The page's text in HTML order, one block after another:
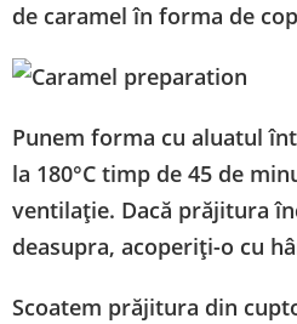
de caramel în forma de
Punem forma cu aluatul
la 180°C timp de 45 de
ventilație. Dacă prăjitura
deasupra, acoperiți-o cu
Scoatem prăjitura din